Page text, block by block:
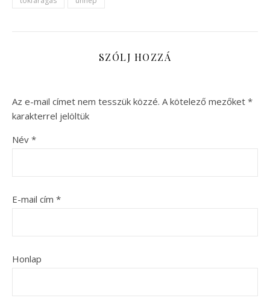
SZÓLJ HOZZÁ
Az e-mail címet nem tesszük közzé. A kötelező mezőket *
karakterrel jelöltük
Név *
E-mail cím *
Honlap